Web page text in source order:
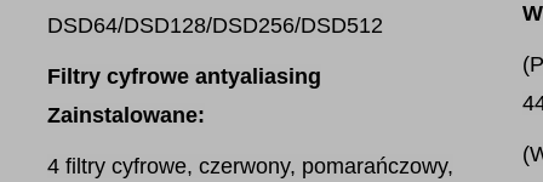
DSD64/DSD128/DSD256/DSD512
Filtry cyfrowe antyaliasing
Zainstalowane:
4 filtry cyfrowe, czerwony, pomarańczowy,